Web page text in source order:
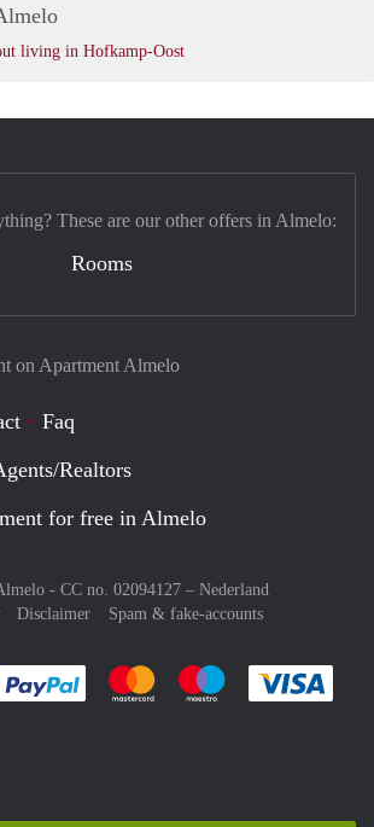
living in Hofkamp-Oost
on Apartment Almelo
Faq
Realtors
for free in Almelo
- CC no. 02094127 – Nederland
Disclaimer Spam & fake-accounts
Pay easily with :payment method
Pay easily with :payment
Pay easily with
These are our other offers in Almelo:
Rooms